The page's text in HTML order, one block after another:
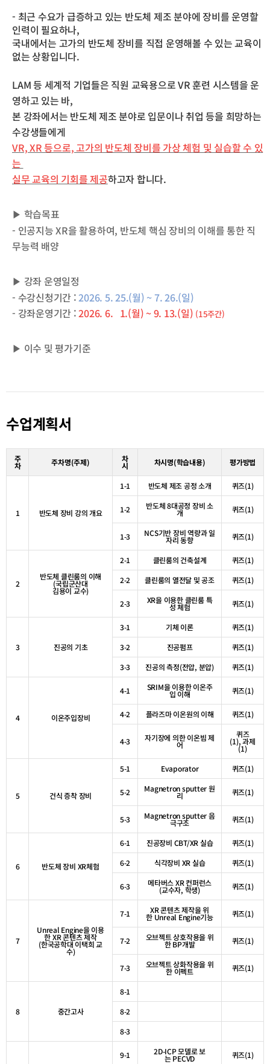
록
이
동
록
이
동
- 최근 수요가 급증하고 있는 반도체 제조 분야에 장비를 운영할
인력이 필요하나,
국내에서는 고가의 반도체 장비를 직접 운영해볼 수 있는 교육이
없는 상황입니다.
LAM 등 세계적 기업들은 직원 교육용으로 VR 훈련 시스템을 운
영하고 있는 바,
본 강좌에서는 반도체 제조 분야로 입문이나 취업 등을 희망하는
수강생들에게
VR, XR 등으로,고가의 반도체 장비를 가상 체험 및 실습할 수 있
는
실무 교육의 기회를제공하고자 합니다.
▶ 학습목표
- 인공지능 XR을 활용하여, 반도체 핵심 장비의 이해를 통한 직
무능력 배양
▶ 강좌 운영일정
- 수강신청기간 :2026. 5. 25.(월) ~ 7. 26.(일)
- 강좌운영기간 :2026. 6. 1.(월) ~ 9. 13.(일) (15주간)
▶ 이수 및 평가기준
수업계획서
주
차 주차명(주제) 차
시 차시명(학습내용) 평가방법
1 반도체 장비 강의 개요
1-1 반도체 제조 공정 소개 퀴즈(1)
1-2 반도체8대공정 장비 소
개 퀴즈(1)
1-3 NCS기반 장비 역량과 일
자리 동향 퀴즈(1)
2
반도체 클린룸의 이해
(국립군산대
김용이 교수)
2-1 클린룸의 건축설계 퀴즈(1)
2-2
클린룸의 열전달 및 공조 퀴즈(1)
2-3 XR을 이용한 클린룸 특
성 체험 퀴즈(1)
3 진공의 기초
3-1 기체 이론 퀴즈(1)
3-2
진공펌프 퀴즈(1)
3-3
진공의 측정(전압, 분압) 퀴즈(1)
4 이온주입장비
4-1 SRIM을 이용한 이온주
입 이해 퀴즈(1)
4-2 플라즈마 이온원의 이해 퀴즈(1)
4-3 자기장에 의한 이온빔 제
어
퀴즈
(1),과제
(1)
5 건식 증착 장비
5-1 Evaporator 퀴즈(1)
5-2 Magnetron sputter원
리 퀴즈(1)
5-3 Magnetron sputter음
극구조 퀴즈(1)
6 반도체 장비 XR체험
6-1 진공장비 CBT/XR실습 퀴즈(1)
6-2
식각장비 XR실습 퀴즈(1)
6-3 메타버스XR컨퍼런스
(교수자, 학생) 퀴즈(1)
7
Unreal Engine을 이용
한XR콘텐츠제작
(한국공학대이택희 교
수)
7-1 XR콘텐츠 제작을 위
한 Unreal Engine기능 퀴즈(1)
7-2 오브젝트 상호작용을 위
한BP개발 퀴즈(1)
7-3 오브젝트 상화작용을 위
한 이펙트 퀴즈(1)
8 중간고사
8-1
8-2
8-3
9-1 2D-ICP모델로 보
는PECVD 퀴즈(1)